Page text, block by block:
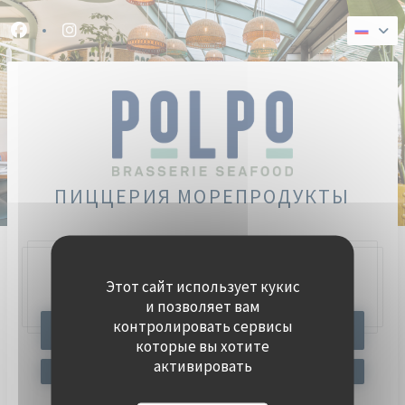
Панель управления cookies
Этот сайт использует кукис
и позволяет вам
контролировать сервисы
которые вы хотите
активировать
Facebook ((открывается в новом окне))
Instagram ((открывается в новом окне))
ПИЦЦЕРИЯ МОРЕПРОДУКТЫ
47, Quai Charles Pasqua,92300 Levallois-Perret
ЗАБРОНИРОВАТЬ СТОЛИК